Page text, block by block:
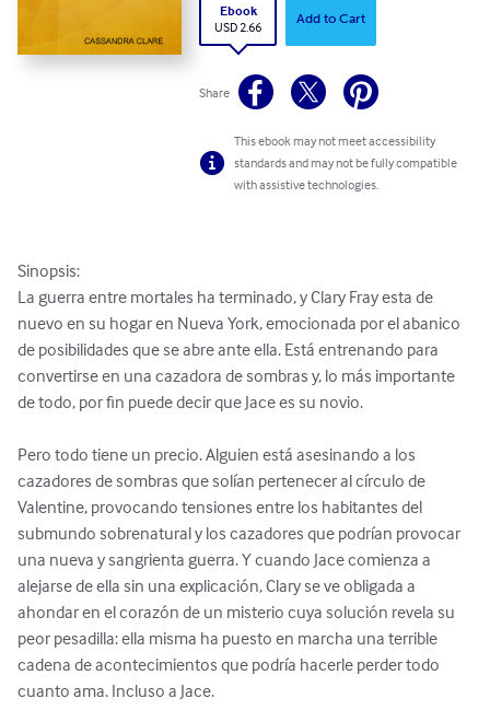
Ebook
USD 2.66
Add to Cart
Share
This ebook may not meet accessibility
standards and may not be fully compatible
with assistive technologies.
Sinopsis:
La guerra entre mortales ha terminado, y Clary Fray esta de
nuevo en su hogar en Nueva York, emocionada por el abanico
de posibilidades que se abre ante ella. Está entrenando para
convertirse en una cazadora de sombras y, lo más importante
de todo, por fin puede decir que Jace es su novio.
Pero todo tiene un precio. Alguien está asesinando a los
cazadores de sombras que solían pertenecer al círculo de
Valentine, provocando tensiones entre los habitantes del
submundo sobrenatural y los cazadores que podrían provocar
una nueva y sangrienta guerra. Y cuando Jace comienza a
alejarse de ella sin una explicación, Clary se ve obligada a
ahondar en el corazón de un misterio cuya solución revela su
peor pesadilla: ella misma ha puesto en marcha una terrible
cadena de acontecimientos que podría hacerle perder todo
cuanto ama. Incluso a Jace.